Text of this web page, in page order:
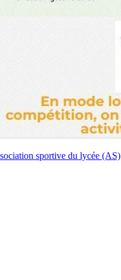
sportive du lycée (AS)